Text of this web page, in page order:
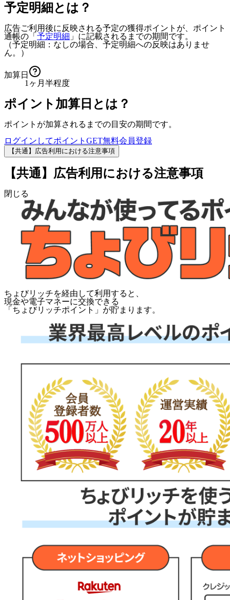
予定明細とは？
広告ご利用後に反映される予定の獲得ポイントが、ポイント
通帳の「 予定明細 」に記載されるまでの期間です。
（予定明細：なしの場合、予定明細への反映はありませ
ん。）
加算日
1ヶ月半程度
ポイント加算日とは？
ポイントが加算されるまでの目安の期間です。
ログインしてポイントGET無料会員登録
【共通】広告利用における注意事項
【共通】広告利用における注意事項
閉じる
ちょびリッチを経由して利用すると、
現金や電子マネーに交換できる
「 ちょびリッチポイント 」が貯まります。